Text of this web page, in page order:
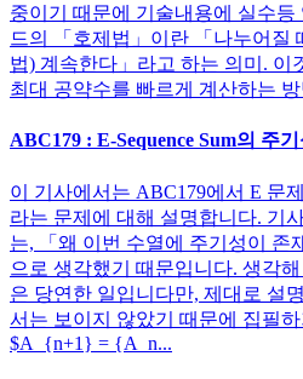
중이기 때문에 기술내용에 실수등
드의 「호제법」이란 「나누어질
법) 계속한다」라고 하는 의미. 이
최대 공약수를 빠르게 계산하는 방
ABC179 : E-Sequence Sum의 주
이 기사에서는 ABC179에서 E 문제
라는 문제에 대해 설명합니다. 기
는, 「왜 이번 수열에 주기성이 존
으로 생각했기 때문입니다. 생각
은 당연한 일입니다만, 제대로 설
서는 보이지 않았기 때문에 집필
$A_{n+1} = {A_n...